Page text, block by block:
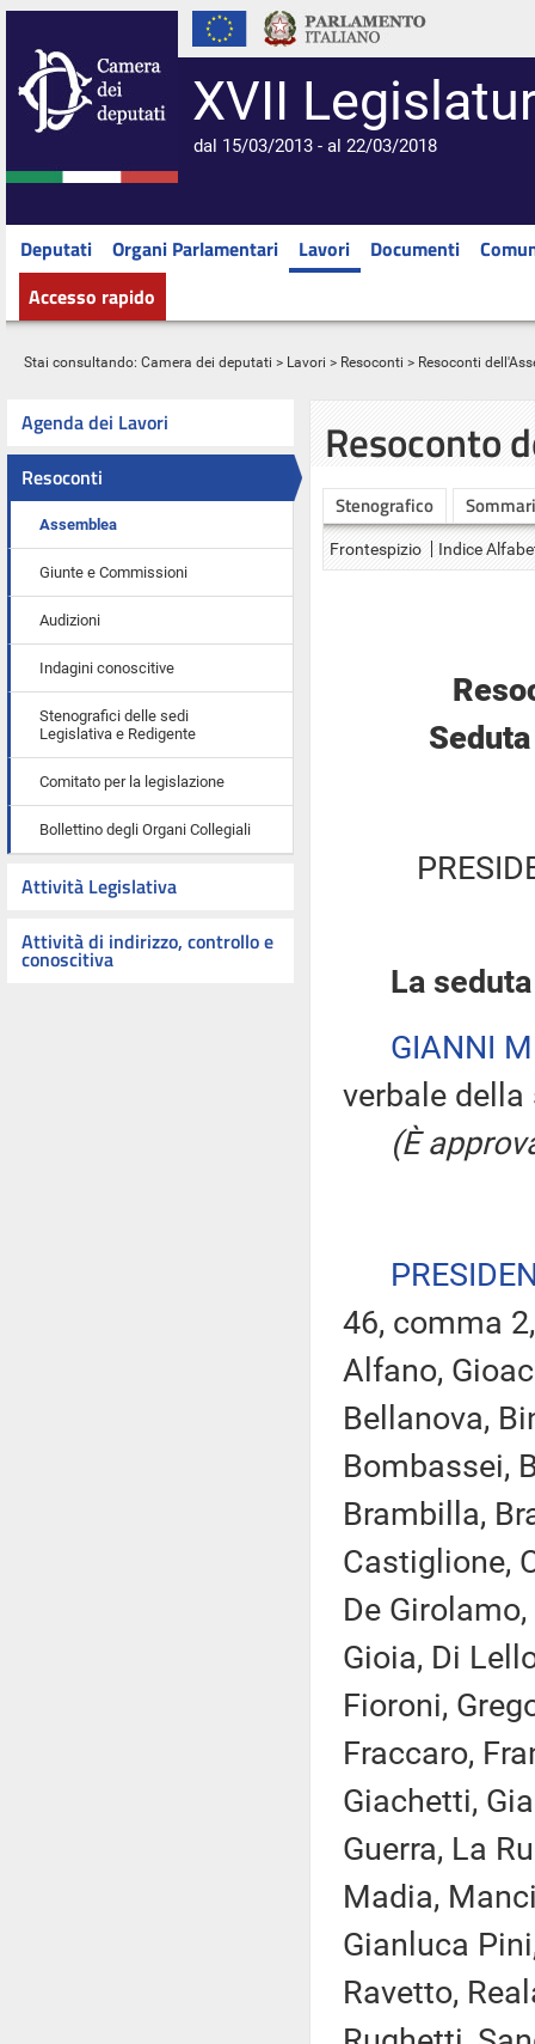
XVII
dal 15/03/2013 - al 22/03/2018
Deputati Organi Parlamentari Lavori Documenti
Accesso rapido
Stai consultando: Camera dei deputati > Lavori > Resoconti > Resoconti
Agenda dei Lavori
Resoconti
Assemblea
Giunte e Commissioni
Audizioni
Indagini conoscitive
Stenografici delle sedi
Legislativa e Redigente
Comitato per la legislazione
Bollettino degli Organi Collegiali
Attività Legislativa
Attività di indirizzo, controllo e
conoscitiva
Resoconto
Stenografico
Frontespizio Indice
La
GIANNI
verbale
(È
46, comma
Alfano,
Bellanova,
Bombassei,
Brambilla,
Castiglione,
De
Gioia, Di
Fioroni,
Fraccaro,
Giachetti,
Guerra, La
Madia,
Gianluca
Ravetto,